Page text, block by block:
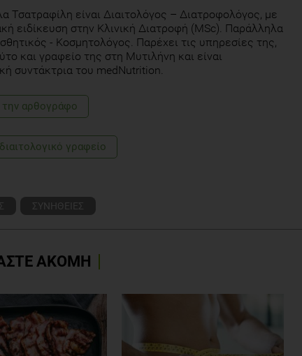
Τσατραφίλη είναι Διαιτολόγος – Διατροφολόγος, με
ειδίκευση στην Κλινική Διατροφή (MSc). Παράλληλα
- Κοσμητολόγος. Παρέχει τις υπηρεσίες της,
και γραφείο της στη Μυτιλήνη και είναι
συντάκτρια του medNutrition.
την αρθογράφο
γραφείο
ΣΥΝΗΘΕΙΕΣ
ΑΚΟΜΗ